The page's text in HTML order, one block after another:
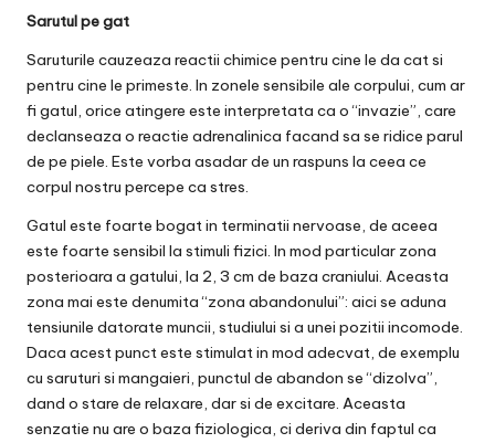
Sarutul pe gat
Saruturile cauzeaza reactii chimice pentru cine le da cat si
pentru cine le primeste. In zonele sensibile ale corpului, cum ar
fi gatul, orice atingere este interpretata ca o “invazie”, care
declanseaza o reactie adrenalinica facand sa se ridice parul
de pe piele. Este vorba asadar de un raspuns la ceea ce
corpul nostru percepe ca stres.
Gatul este foarte bogat in terminatii nervoase, de aceea
este foarte sensibil la stimuli fizici. In mod particular zona
posterioara a gatului, la 2, 3 cm de baza craniului. Aceasta
zona mai este denumita “zona abandonului”: aici se aduna
tensiunile datorate muncii, studiului si a unei pozitii incomode.
Daca acest punct este stimulat in mod adecvat, de exemplu
cu saruturi si mangaieri, punctul de abandon se “dizolva”,
dand o stare de relaxare, dar si de excitare. Aceasta
senzatie nu are o baza fiziologica, ci deriva din faptul ca